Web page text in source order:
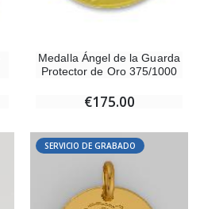
Medalla Ángel de la Guarda
Protector de Oro 375/1000
€175.00
SERVICIO DE GRABADO